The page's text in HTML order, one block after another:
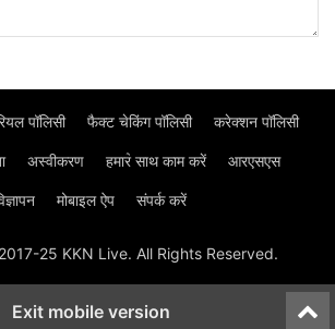
पॉलिसी फैक्ट चेकिंग पॉलिसी करेक्शन पॉलिसी
अस्वीकरण हमार॓ साथ काम करें आरएसएस
मोबाइल ऐप संपर्क करें
25 KKN Live. All Rights Reserved.
Exit mobile version